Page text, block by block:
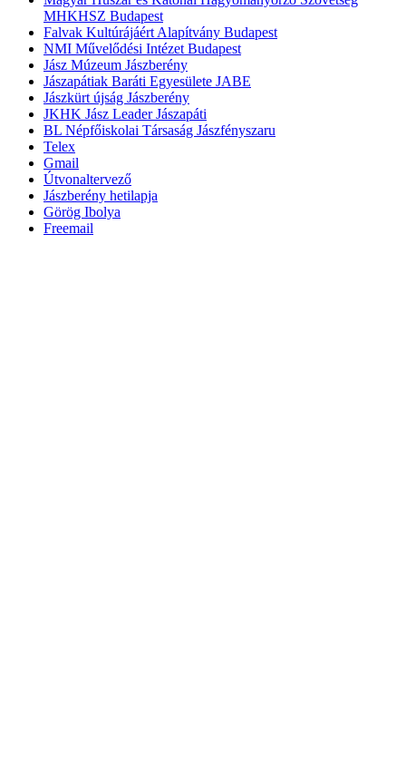
MHKHSZ Budapest
Falvak Kultúrájáért Alapítvány Budapest
NMI Művelődési Intézet Budapest
Jász Múzeum Jászberény
Jászapátiak Baráti Egyesülete JABE
Jászkürt újság Jászberény
JKHK Jász Leader Jászapáti
BL Népfőiskolai Társaság Jászfényszaru
Telex
Gmail
Útvonaltervező
Jászberény hetilapja
Görög Ibolya
Freemail